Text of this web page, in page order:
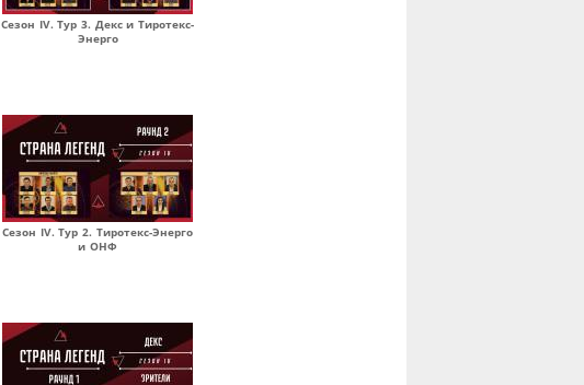
Сезон IV. Тур 3. Декс и Тиротекс-
Энерго
Сезон IV. Тур 2. Тиротекс-Энерго
и ОНФ